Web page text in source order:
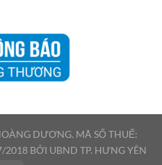
DƯƠNG. MÃ SỐ THUẾ:
BỞI UBND TP. HƯNG YÊN